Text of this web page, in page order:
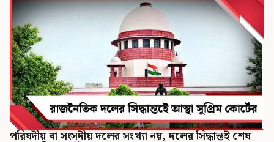
পরিষদীয় বা সংসদীয় দলের সংখ্যা নয়, দলের সিদ্ধান্তই শেষ